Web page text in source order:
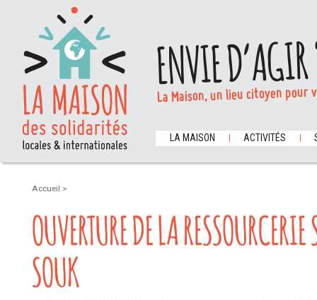
ENVIE
La Maison, un lieu citoyen
LA MAISON ACTIVITÉS
Accueil >
OUVERTURE DE LA
SOUK